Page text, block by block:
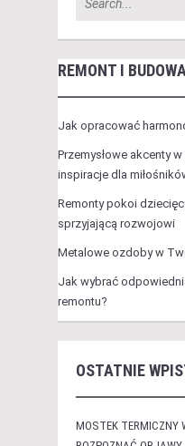
REMONT I BUDOWA
Jak opracować
Przemysłowe akcenty
inspiracje dla
Remonty pokoi
sprzyjającą rozwojowi
Metalowe ozdoby w
Jak wybrać
remontu?
OSTATNIE
MOSTEK TERMICZNY